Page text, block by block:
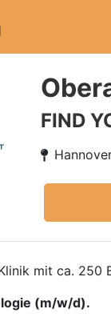
FIND
mit ca. 250
(m/w/d).